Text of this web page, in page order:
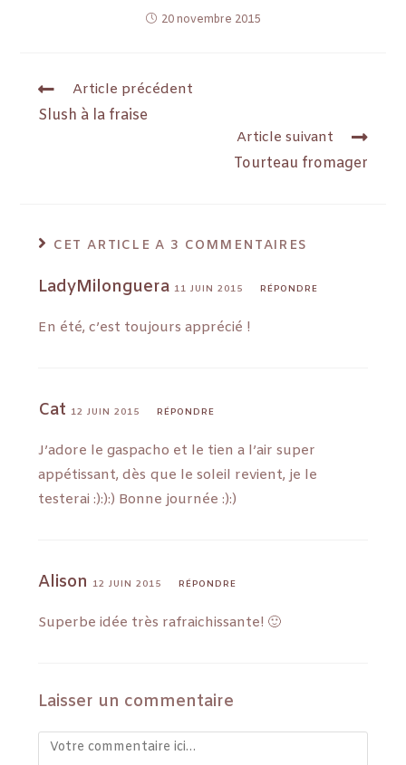
20 novembre 2015
Article précédent
Slush à la fraise
Article suivant
Tourteau fromager
CET ARTICLE A 3 COMMENTAIRES
LadyMilonguera 11 JUIN 2015 RÉPONDRE
En été, c’est toujours apprécié !
Cat 12 JUIN 2015 RÉPONDRE
J’adore le gaspacho et le tien a l’air super
appétissant, dès que le soleil revient, je le
testerai :):):) Bonne journée :):)
Alison 12 JUIN 2015 RÉPONDRE
Superbe idée très rafraichissante! 🙂
Laisser un commentaire